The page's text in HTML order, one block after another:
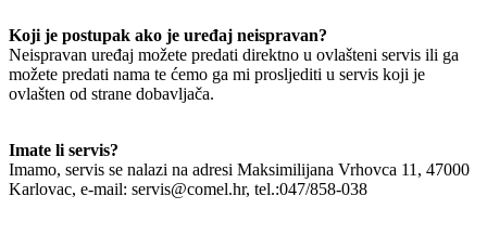
Koji je postupak ako je uređaj neispravan?
Neispravan uređaj možete predati direktno u ovlašteni servis ili ga
možete predati nama te ćemo ga mi prosljediti u servis koji je
ovlašten od strane dobavljača.
Imate li servis?
Imamo, servis se nalazi na adresi Maksimilijana Vrhovca 11, 47000
Karlovac, e-mail: servis@comel.hr, tel.:047/858-038